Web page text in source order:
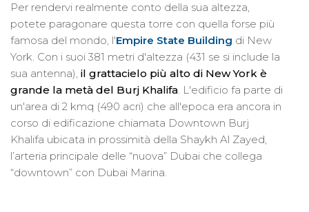
Per rendervi realmente conto della sua altezza,
potete paragonare questa torre con quella forse più
famosa del mondo, l'Empire State Building di New
York. Con i suoi 381 metri d'altezza (431 se si include la
sua antenna), il grattacielo più alto di New York è
grande la metà del Burj Khalifa. L'edificio fa parte di
un'area di 2 kmq (490 acri) che all'epoca era ancora in
corso di edificazione chiamata Downtown Burj
Khalifa ubicata in prossimità della Shaykh Al Zayed,
l’arteria principale delle “nuova” Dubai che collega
“downtown” con Dubai Marina.